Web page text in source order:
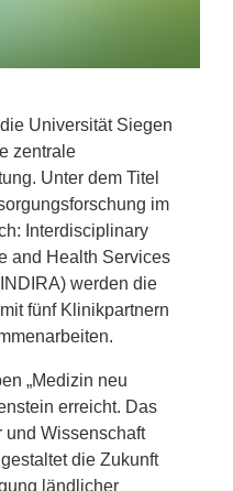
Universität Siegen
zentrale
Unter dem Titel
im
Interdisciplinary
and Health Services
werden die
fünf Klinikpartnern
„Medizin neu
erreicht. Das
und Wissenschaft
die Zukunft
ländlicher